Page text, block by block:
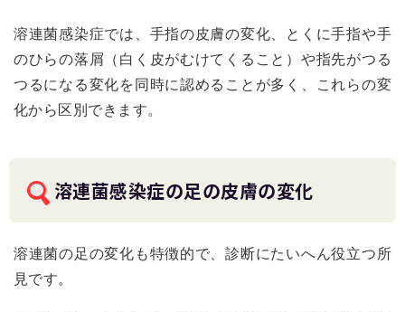
溶連菌感染症では、手指の皮膚の変化、とくに手指や手
のひらの落屑（白く皮がむけてくること）や指先がつる
つるになる変化を同時に認めることが多く、これらの変
化から区別できます。
溶連菌感染症の足の皮膚の変化
溶連菌の足の変化も特徴的で、診断にたいへん役立つ所
見です。